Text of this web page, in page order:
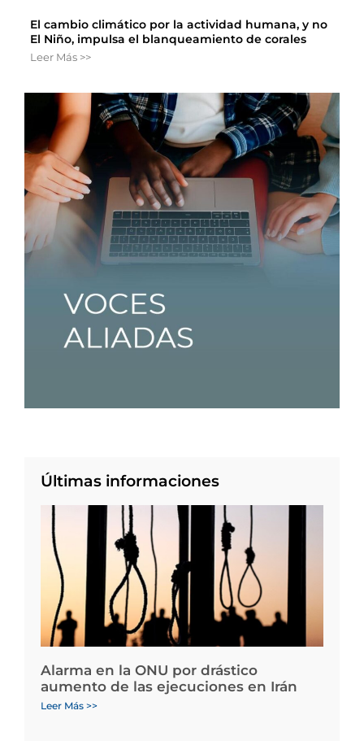
El cambio climático por la actividad humana, y no
El Niño, impulsa el blanqueamiento de corales
Leer Más >>
Últimas informaciones
Alarma en la ONU por drástico
aumento de las ejecuciones en Irán
Leer Más >>